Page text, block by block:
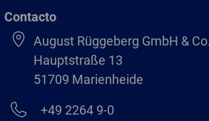
Contacto
August Rüggeberg GmbH &
Hauptstraße 13
51709 Marienheide
+49 2264 9-0